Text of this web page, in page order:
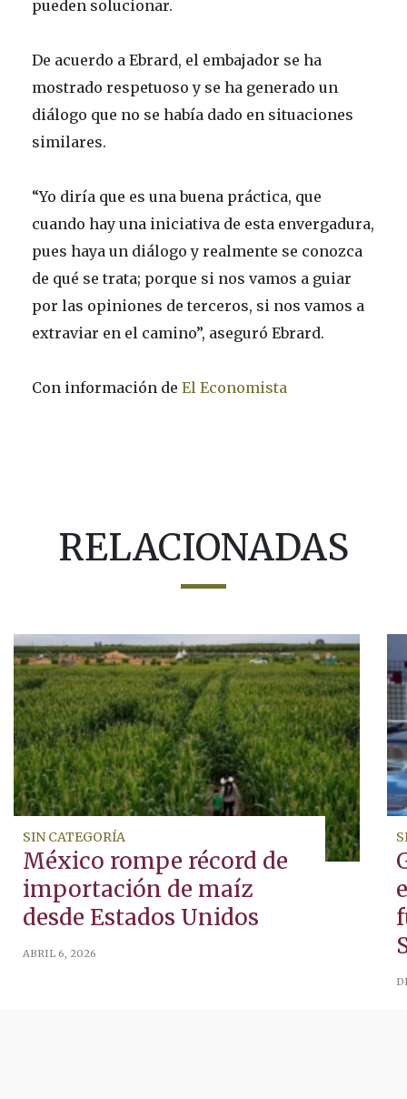
pueden solucionar.
De acuerdo a Ebrard, el embajador se ha
mostrado respetuoso y se ha generado un
diálogo que no se había dado en situaciones
similares.
“Yo diría que es una buena práctica, que
cuando hay una iniciativa de esta envergadura,
pues haya un diálogo y realmente se conozca
de qué se trata; porque si nos vamos a guiar
por las opiniones de terceros, si nos vamos a
extraviar en el camino”, aseguró Ebrard.
Con información de El Economista
RELACIONADAS
SIN CATEGORÍA
México rompe récord de
importación de maíz
desde Estados Unidos
ABRIL 6, 2026